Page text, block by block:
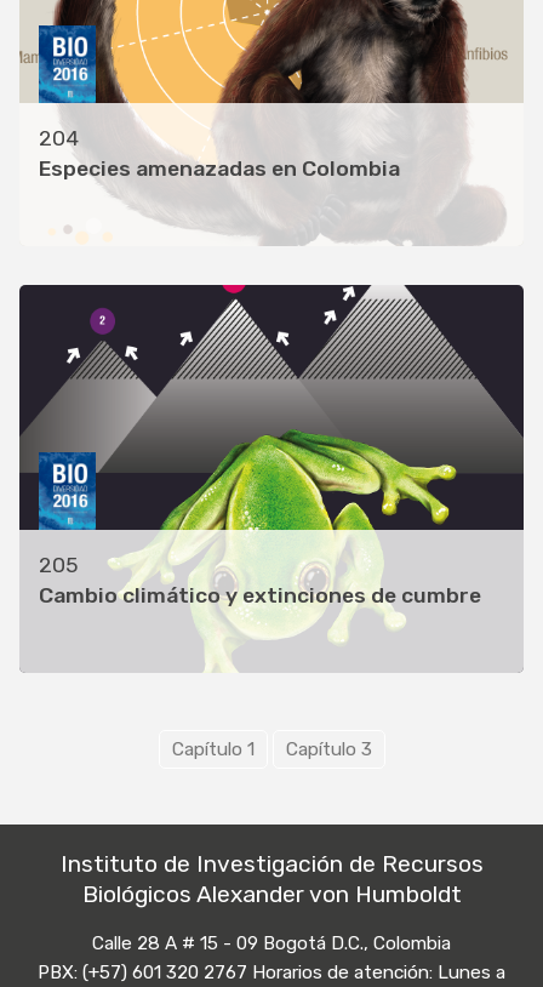
204
Especies amenazadas en Colombia
205
Cambio climático y extinciones de cumbre
Capítulo 1 Capítulo 3
Instituto de Investigación de Recursos
Biológicos Alexander von Humboldt
Calle 28 A # 15 - 09 Bogotá D.C., Colombia
PBX: (+57) 601 320 2767 Horarios de atención: Lunes a